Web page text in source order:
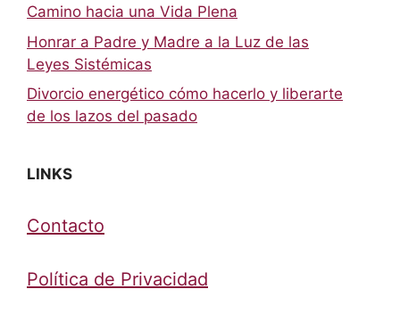
Camino hacia una Vida Plena
Honrar a Padre y Madre a la Luz de las
Leyes Sistémicas
Divorcio energético cómo hacerlo y liberarte
de los lazos del pasado
LINKS
Contacto
Política de Privacidad